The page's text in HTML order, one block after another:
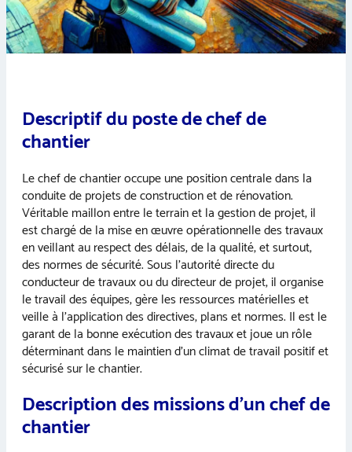
Descriptif du poste de chef de
chantier
Le chef de chantier occupe une position centrale dans la
conduite de projets de construction et de rénovation.
Véritable maillon entre le terrain et la gestion de projet, il
est chargé de la mise en œuvre opérationnelle des travaux
en veillant au respect des délais, de la qualité, et surtout,
des normes de sécurité. Sous l’autorité directe du
conducteur de travaux ou du directeur de projet, il organise
le travail des équipes, gère les ressources matérielles et
veille à l’application des directives, plans et normes. Il est le
garant de la bonne exécution des travaux et joue un rôle
déterminant dans le maintien d’un climat de travail positif et
sécurisé sur le chantier.
Description des missions d’un chef de
chantier